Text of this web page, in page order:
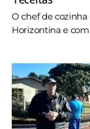
O chef de
Horizontina e